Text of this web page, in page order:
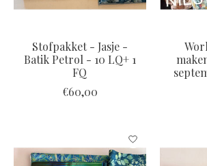
Stofpakket - Jasje -
Batik Petrol - 10 LQ+ 1
FQ
€60,00